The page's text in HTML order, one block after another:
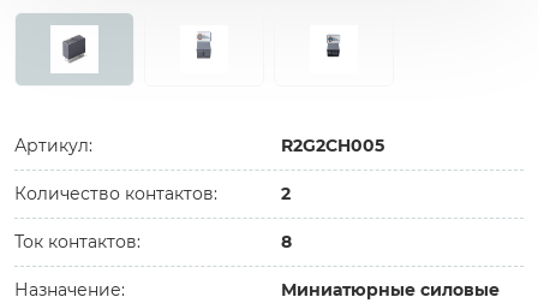
Артикул: R2G2CH005
Количество контактов: 2
Ток контактов: 8
Назначение: Миниатюрные силовые